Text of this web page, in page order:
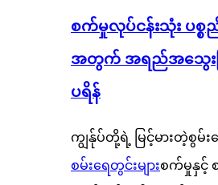
စက်မှုလုပ်ငန်းသုံး ပစ္စ
အတွက် အရည်အသွေး
ပရိန်
ကျွန်ုပ်တို့ရဲ့ မြင့်မားတဲ့စွမ်
စမ်းရေတွင်းများစက်မှုနှင့်